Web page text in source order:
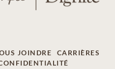
JOINDRE
CARRIÈRES